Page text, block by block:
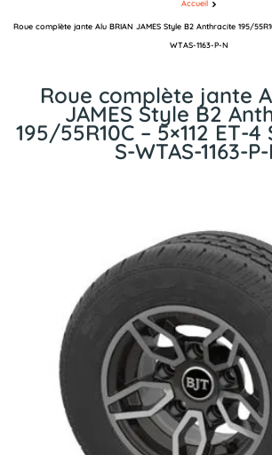
Roue complète jante
JAMES Style B2
195/55R10C – 5×112 ET-4
S-WTAS-1163-
Accueil
Roue complète jante Alu BRIAN JAMES Style B2 Anthracite 195/
WTAS-1163-P-N